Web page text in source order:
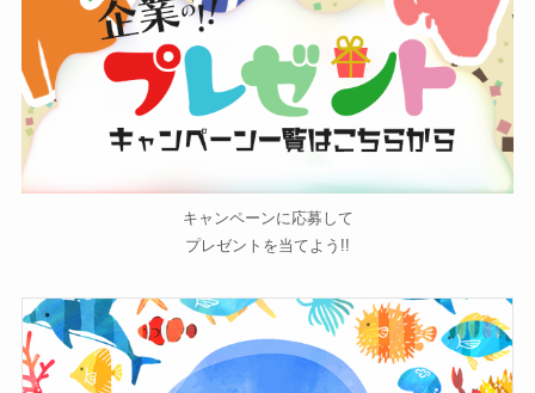
キャンペーンに応募して
プレゼントを当てよう!!